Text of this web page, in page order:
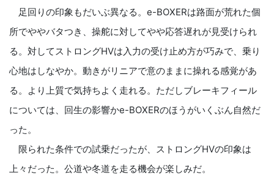
足回りの印象もだいぶ異なる。e-BOXERは路面が荒れた個
所でややバタつき、操舵に対してやや応答遅れが見受けられ
る。対してストロングHVは入力の受け止め方が巧みで、乗り
心地はしなやか。動きがリニアで意のままに操れる感覚があ
る。より上質で気持ちよく走れる。ただしブレーキフィール
については、回生の影響かe-BOXERのほうがいくぶん自然だ
った。
限られた条件での試乗だったが、ストロングHVの印象は
上々だった。公道や冬道を走る機会が楽しみだ。